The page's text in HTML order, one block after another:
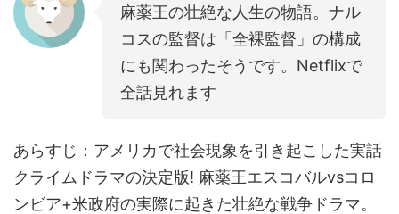
麻薬王の壮絶な人生の物語。ナル
コスの監督は「全裸監督」の構成
にも関わったそうです。Netflixで
全話見れます
あらすじ：アメリカで社会現象を引き起こした実話
クライムドラマの決定版! 麻薬王エスコバルvsコロ
ンビア+米政府の実際に起きた壮絶な戦争ドラマ。